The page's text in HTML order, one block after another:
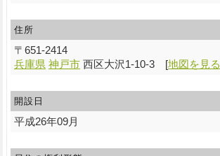
住所
〒 651-2414
兵庫県 神戸市 西区大沢1-10-3[地図を見る
開設日
平成26年09月